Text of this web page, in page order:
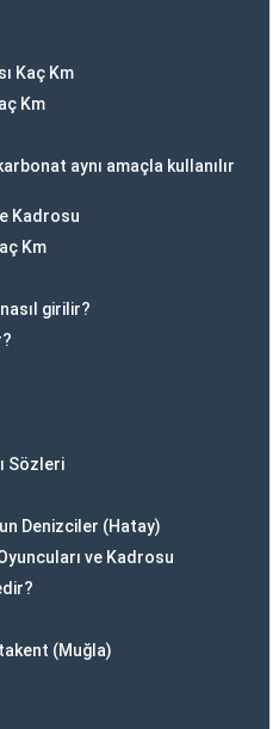
Kaç Km
Km
aynı amaçla kullanılır
Kadrosu
Km
girilir?
Sözleri
Denizciler (Hatay)
ve Kadrosu
(Muğla)